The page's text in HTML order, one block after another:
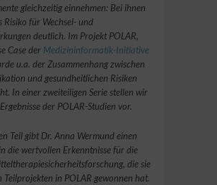
gleichzeitig einnehmen: Bei ihnen
Risiko für Wechsel- und
deutlich. Im Projekt POLAR,
Case der Medizininformatik-Initiative
u.a. der Zusammenhang zwischen
und gesundheitlichen Risiken
In einer zweiteiligen Serie stellen wir
der POLAR-Studien vor.
Teil gibt Dr. Anna Wermund einen
die wertvollen Erkenntnisse für die
die sie
Teilprojekten in POLAR gewonnen hat.